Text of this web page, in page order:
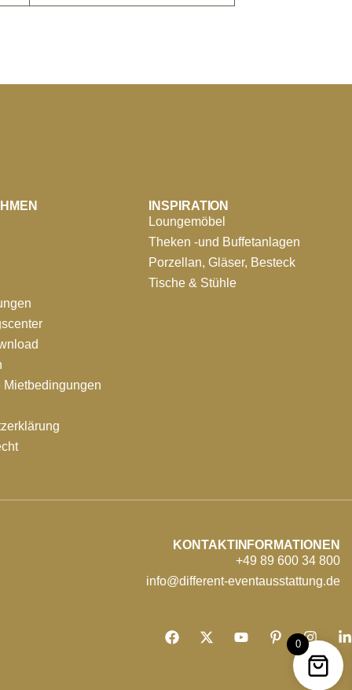
INSPIRATION
Loungemöbel
Theken -und Buffetanlagen
Porzellan, Gläser, Besteck
Tische & Stühle
KONTAKTINFORMATIONEN
+49 89 600 34 800
info@different-eventausstattung.de
0